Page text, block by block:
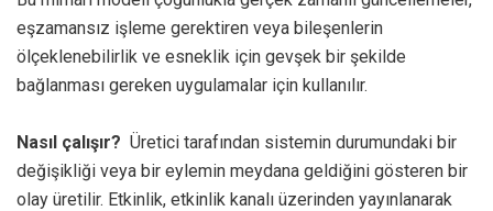
eşzamansız işleme gerektiren veya bileşenlerin
ölçeklenebilirlik ve esneklik için gevşek bir şekilde
bağlanması gereken uygulamalar için kullanılır.
Nasıl çalışır? Üretici tarafından sistemin durumundaki bir
değişikliği veya bir eylemin meydana geldiğini gösteren bir
olay üretilir. Etkinlik, etkinlik kanalı üzerinden yayınlanarak